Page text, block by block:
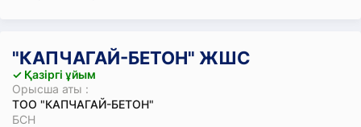
"КАПЧАГАЙ-БЕТОН" ЖШС
✓ Қазіргі ұйым
Орысша аты :
ТОО "КАПЧАГАЙ-БЕТОН"
БСН